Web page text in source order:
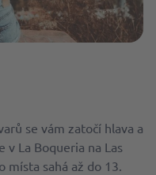
se vám zatočí hlava a
La Boqueria na Las
sahá až do 13.